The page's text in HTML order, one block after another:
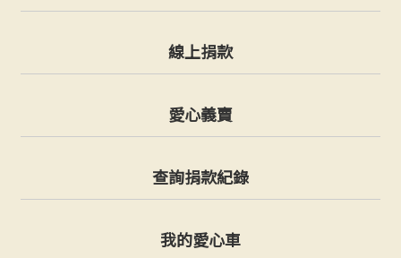
線上捐款
愛心義賣
查詢捐款紀錄
我的愛心車